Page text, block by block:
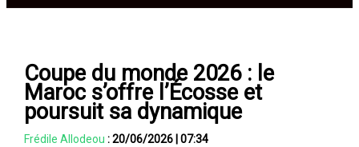
Coupe du monde 2026 : le
Maroc s’offre l’Écosse et
poursuit sa dynamique
Frédile Allodeou :20/06/2026|07:34